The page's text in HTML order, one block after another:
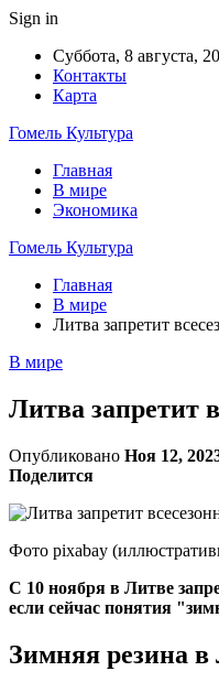
Sign in
Суббота, 8 августа,
Контакты
Карта
Гомель Культура
Главная
В мире
Экономика
Гомель Культура
Главная
В мире
Литва запретит
В мире
Литва запретит
Опубликовано Ноя 12,
Поделится
Фото pixabay
С 10 ноября в Литве
если сейчас понятия
Зимняя резина в